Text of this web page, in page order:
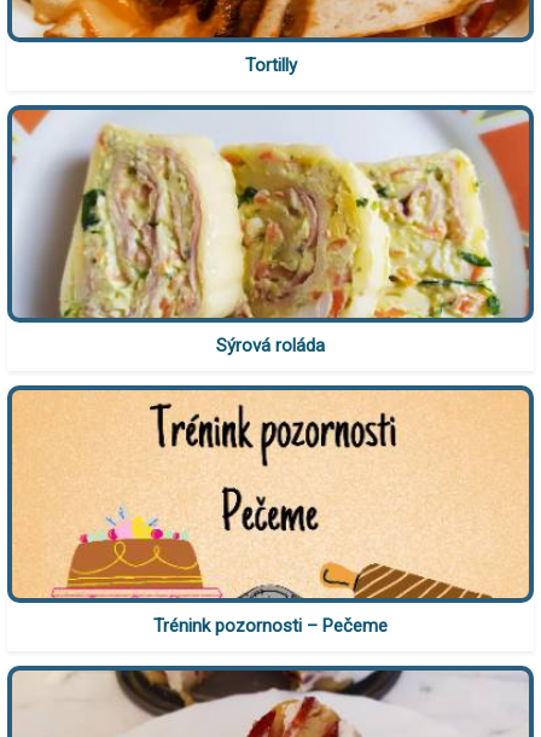
Tortilly
Sýrová roláda
Trénink pozornosti – Pečeme